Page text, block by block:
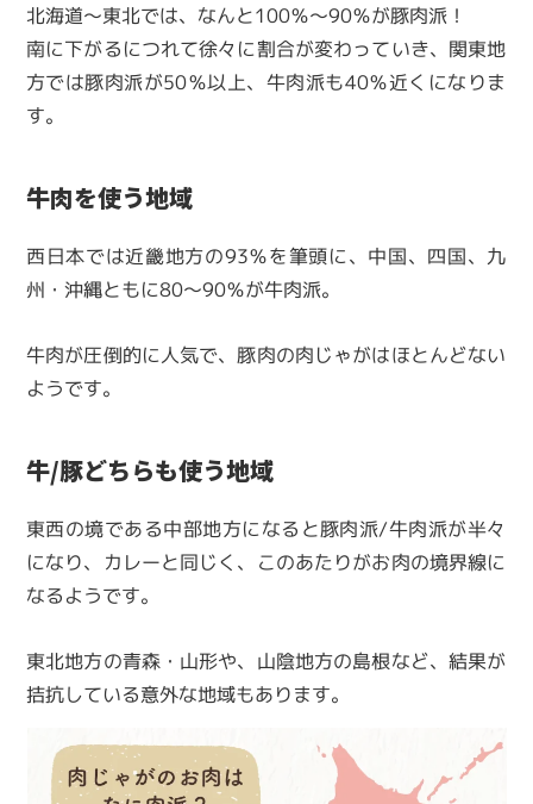
北海道～東北では、なんと100％～90％が豚肉派！
南に下がるにつれて徐々に割合が変わっていき、関東地
方では豚肉派が50％以上、牛肉派も40％近くになりま
す。
牛肉を使う地域
西日本では近畿地方の93％を筆頭に、中国、四国、九
州・沖縄ともに80～90％が牛肉派。
牛肉が圧倒的に人気で、豚肉の肉じゃがはほとんどない
ようです。
牛/豚どちらも使う地域
東西の境である中部地方になると豚肉派/牛肉派が半々
になり、カレーと同じく、このあたりがお肉の境界線に
なるようです。
東北地方の青森・山形や、山陰地方の島根など、結果が
拮抗している意外な地域もあります。